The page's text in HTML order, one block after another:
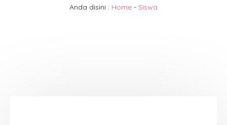
Anda disini : Home - Siswa